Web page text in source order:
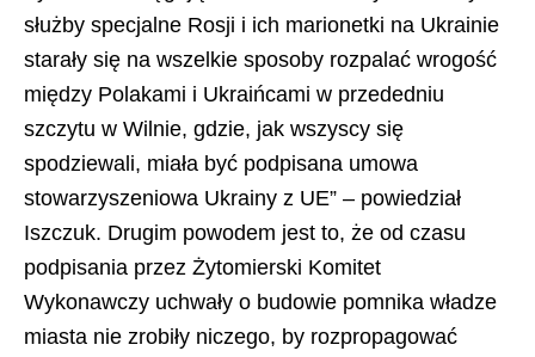
służby specjalne Rosji i ich marionetki na Ukrainie
starały się na wszelkie sposoby rozpalać wrogość
między Polakami i Ukraińcami w przededniu
szczytu w Wilnie, gdzie, jak wszyscy się
spodziewali, miała być podpisana umowa
stowarzyszeniowa Ukrainy z UE” – powiedział
Iszczuk. Drugim powodem jest to, że od czasu
podpisania przez Żytomierski Komitet
Wykonawczy uchwały o budowie pomnika władze
miasta nie zrobiły niczego, by rozpropagować